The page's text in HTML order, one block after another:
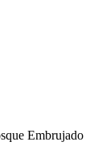
Embrujado